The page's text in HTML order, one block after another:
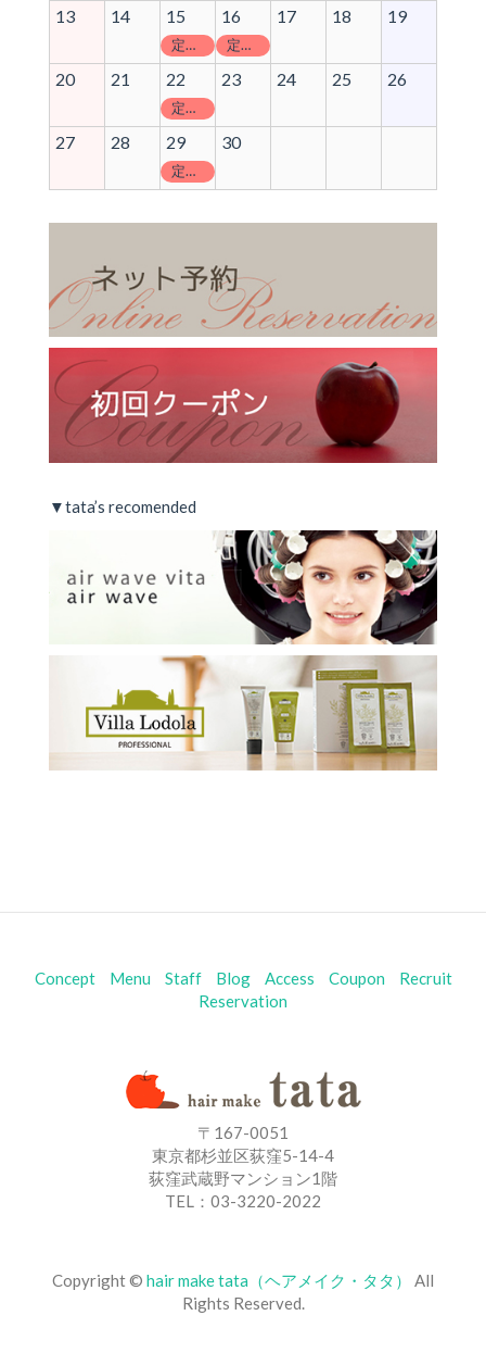
13 14 15
定休日
16
定休日
17 18 19
20 21 22
定休日
23 24 25 26
27 28 29
定休日
30
▼tata’s recomended
Concept Menu Staff Blog Access Coupon
Recruit
Reservation
〒167-0051
東京都杉並区荻窪5-14-4
荻窪武蔵野マンション1階
TEL：03-3220-2022
Copyright © hair make tata（ヘアメイク・タタ）
All
Rights Reserved.